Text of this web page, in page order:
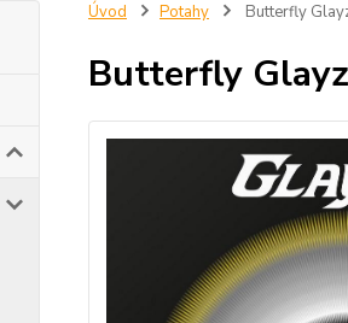
Úvod Potahy Butterfly
Butterfly